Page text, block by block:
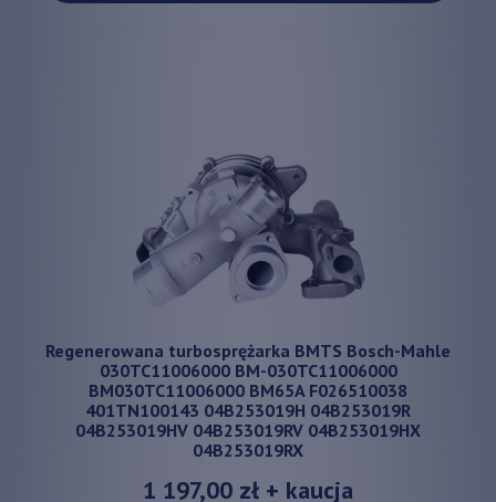
Regenerowana turbosprężarka BMTS Bosch-Mahle
030TC11006000 BM-030TC11006000
BM030TC11006000 BM65A F026510038
401TN100143 04B253019H 04B253019R
04B253019HV 04B253019RV 04B253019HX
04B253019RX
1 197,00 zł + kaucja